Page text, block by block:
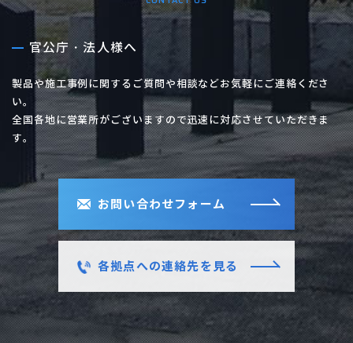
官公庁・法人様へ
製品や施工事例に関するご質問や相談などお気軽にご連絡くださ
い。
全国各地に営業所がございますので迅速に対応させていただきま
す。
お問い合わせフォーム
各拠点への連絡先を見る